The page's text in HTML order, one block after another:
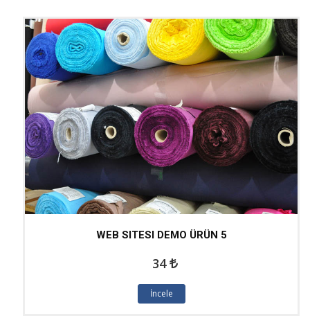
WEB SITESI DEMO ÜRÜN 5
34
İncele